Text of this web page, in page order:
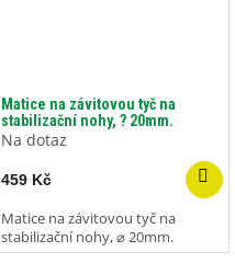
Matice na závitovou tyč na
stabilizační nohy, ? 20mm.
Na dotaz
459 Kč
Matice na závitovou tyč na
stabilizační nohy, ⌀ 20mm.